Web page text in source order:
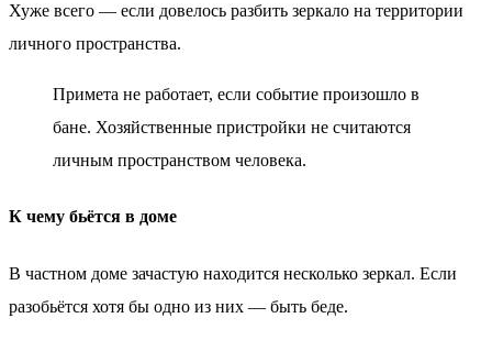
Хуже всего — если довелось разбить зеркало на территории
личного пространства.
Примета не работает, если событие произошло в
бане. Хозяйственные пристройки не считаются
личным пространством человека.
К чему бьётся в доме
В частном доме зачастую находится несколько зеркал. Если
разобьётся хотя бы одно из них — быть беде.